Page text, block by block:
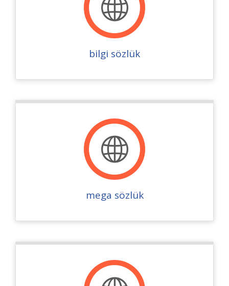
bilgi sözlük
mega sözlük